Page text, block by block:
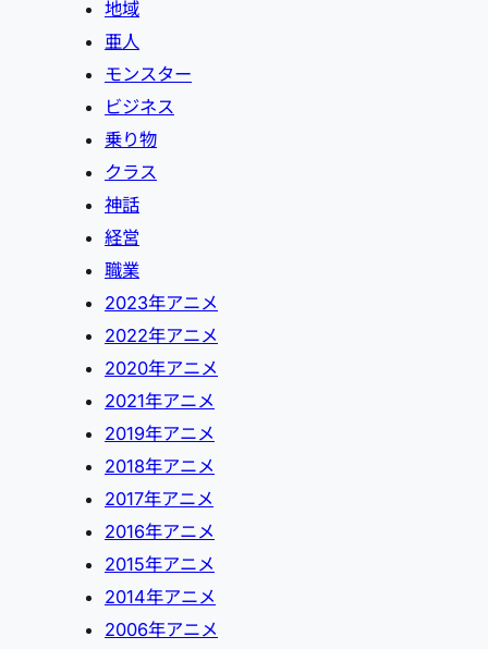
地域
亜人
モンスター
ビジネス
乗り物
クラス
神話
経営
職業
2023年アニメ
2022年アニメ
2020年アニメ
2021年アニメ
2019年アニメ
2018年アニメ
2017年アニメ
2016年アニメ
2015年アニメ
2014年アニメ
2006年アニメ